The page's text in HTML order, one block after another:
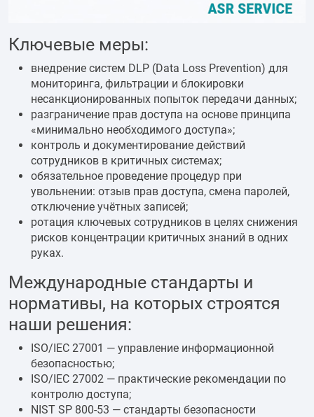
Ключевые меры:
внедрение систем DLP (Data Loss Prevention) для
мониторинга, фильтрации и блокировки
несанкционированных попыток передачи данных;
разграничение прав доступа на основе принципа
«минимально необходимого доступа»;
контроль и документирование действий
сотрудников в критичных системах;
обязательное проведение процедур при
увольнении: отзыв прав доступа, смена паролей,
отключение учётных записей;
ротация ключевых сотрудников в целях снижения
рисков концентрации критичных знаний в одних
руках.
Международные стандарты и
нормативы, на которых строятся
наши решения:
ISO/IEC 27001 — управление информационной
безопасностью;
ISO/IEC 27002 — практические рекомендации по
контролю доступа;
NIST SP 800-53 — стандарты безопасности